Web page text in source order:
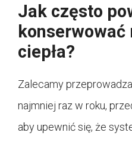
Jak często
konserwować
ciepła?
Zalecamy
najmniej raz w roku,
aby upewnić się, że